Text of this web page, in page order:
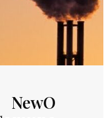
NewO